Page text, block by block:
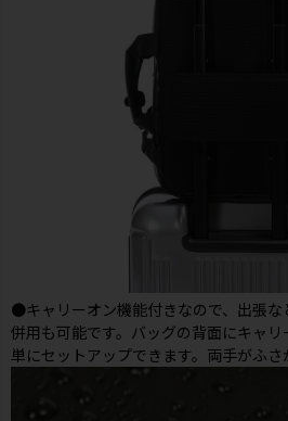
●キャリーオン機能付きなので、出張な
併用も可能です。バッグの背面にキャ
単にセットアップできます。両手がふさ